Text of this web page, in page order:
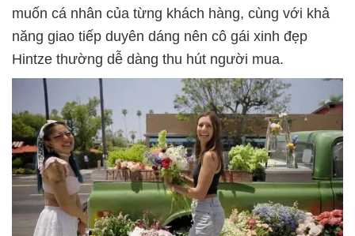
muốn cá nhân của từng khách hàng, cùng với khả
năng giao tiếp duyên dáng nên cô gái xinh đẹp
Hintze thường dễ dàng thu hút người mua.